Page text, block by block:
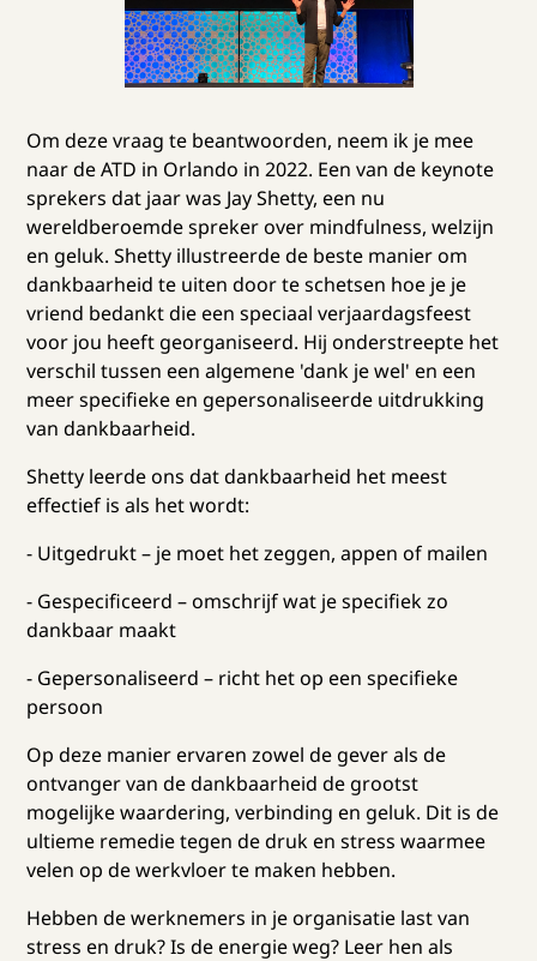
Om deze vraag te beantwoorden, neem ik je mee
naar de ATD in Orlando in 2022. Een van de keynote
sprekers dat jaar was Jay Shetty, een nu
wereldberoemde spreker over mindfulness, welzijn
en geluk. Shetty illustreerde de beste manier om
dankbaarheid te uiten door te schetsen hoe je je
vriend bedankt die een speciaal verjaardagsfeest
voor jou heeft georganiseerd. Hij onderstreepte het
verschil tussen een algemene 'dank je wel' en een
meer specifieke en gepersonaliseerde uitdrukking
van dankbaarheid.
Shetty leerde ons dat dankbaarheid het meest
effectief is als het wordt:
- Uitgedrukt – je moet het zeggen, appen of mailen
- Gespecificeerd – omschrijf wat je specifiek zo
dankbaar maakt
- Gepersonaliseerd – richt het op een specifieke
persoon
Op deze manier ervaren zowel de gever als de
ontvanger van de dankbaarheid de grootst
mogelijke waardering, verbinding en geluk. Dit is de
ultieme remedie tegen de druk en stress waarmee
velen op de werkvloer te maken hebben.
Hebben de werknemers in je organisatie last van
stress en druk? Is de energie weg? Leer hen als